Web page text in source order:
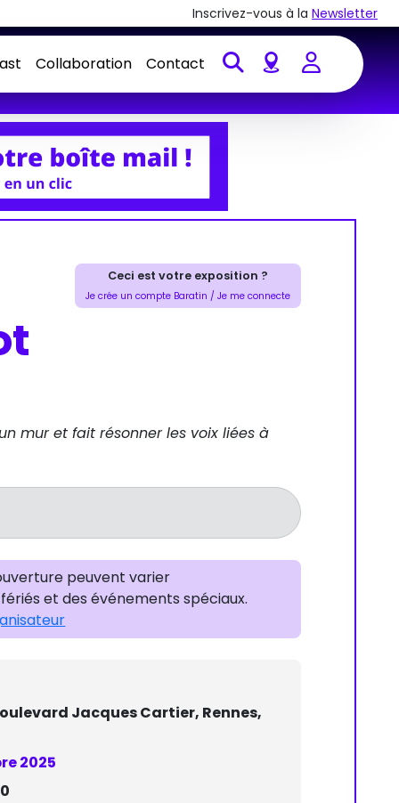
Inscrivez-vous à la Newsletter
Collaboration
Contact
Account
Ceci est votre exposition ?
Je crée un compte Baratin / Je me connecte
mur et fait résonner les voix liées à
peuvent varier
et des événements spéciaux.
Jacques Cartier, Rennes,
2025